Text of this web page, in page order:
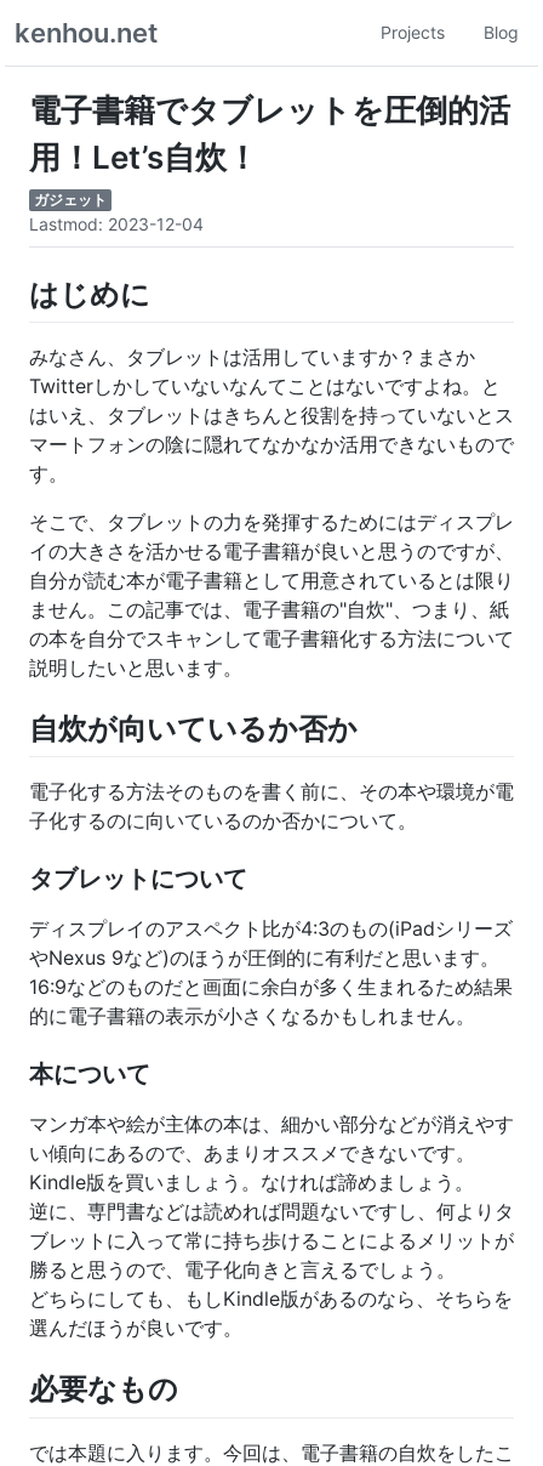
kenhou.net Projects Blog
電子書籍でタブレットを圧倒的活
用！Let’s自炊！
ガジェット
Lastmod: 2023-12-04
はじめに
みなさん、タブレットは活用していますか？まさか
Twitterしかしていないなんてことはないですよね。と
はいえ、タブレットはきちんと役割を持っていないとス
マートフォンの陰に隠れてなかなか活用できないもので
す。
そこで、タブレットの力を発揮するためにはディスプレ
イの大きさを活かせる電子書籍が良いと思うのですが、
自分が読む本が電子書籍として用意されているとは限り
ません。この記事では、電子書籍の"自炊"、つまり、紙
の本を自分でスキャンして電子書籍化する方法について
説明したいと思います。
自炊が向いているか否か
電子化する方法そのものを書く前に、その本や環境が電
子化するのに向いているのか否かについて。
タブレットについて
ディスプレイのアスペクト比が4:3のもの(iPadシリーズ
やNexus 9など)のほうが圧倒的に有利だと思います。
16:9などのものだと画面に余白が多く生まれるため結果
的に電子書籍の表示が小さくなるかもしれません。
本について
マンガ本や絵が主体の本は、細かい部分などが消えやす
い傾向にあるので、あまりオススメできないです。
Kindle版を買いましょう。なければ諦めましょう。
逆に、専門書などは読めれば問題ないですし、何よりタ
ブレットに入って常に持ち歩けることによるメリットが
勝ると思うので、電子化向きと言えるでしょう。
どちらにしても、もしKindle版があるのなら、そちらを
選んだほうが良いです。
必要なもの
では本題に入ります。今回は、電子書籍の自炊をしたこ